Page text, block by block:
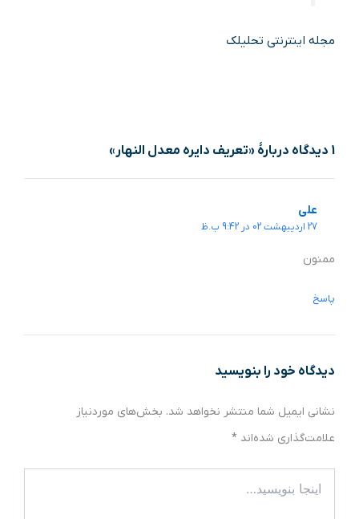
مجله اینترنتی تحلیلک
1 دیدگاه دربارهٔ «تعریف دایره معدل النهار»
علی
27 اردیبهشت 02 در 9:42 ب.ظ
ممنون
پاسخ
دیدگاه‌ خود را بنویسید
نشانی ایمیل شما منتشر نخواهد شد. بخش‌های موردنیاز
علامت‌گذاری شده‌اند *
بنویسید…